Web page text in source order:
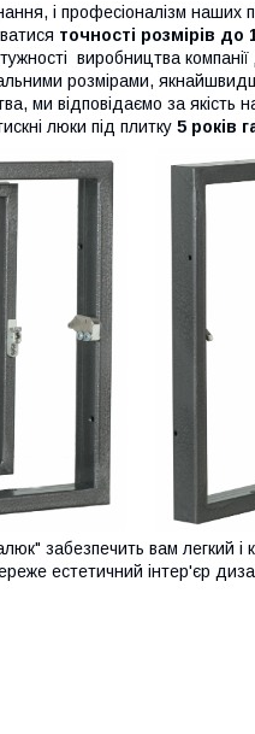
і професіоналізм наших
точності розмірів до
виробництва
розмірами,
ми відповідаємо за якість
люки під плитку 5 років
забезпечить вам легкий і
естетичний інтер'єр